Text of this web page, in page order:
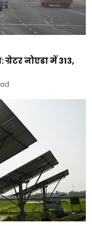
ग्रेटर नोएडा में 313,